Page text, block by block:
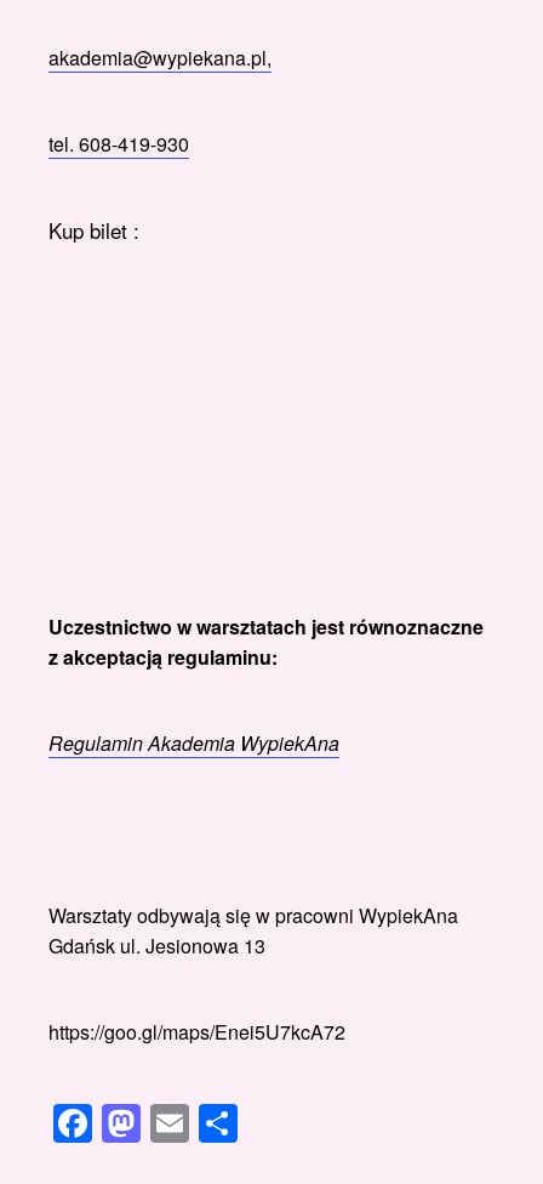
akademia@wypiekana.pl,
tel. 608-419-930
Kup bilet :
Uczestnictwo w warsztatach jest równoznaczne
z akceptacją regulaminu:
Regulamin Akademia WypiekAna
Warsztaty odbywają się w pracowni WypiekAna
Gdańsk ul. Jesionowa 13
https://goo.gl/maps/Enei5U7kcA72
Facebook
Mastodon
Email